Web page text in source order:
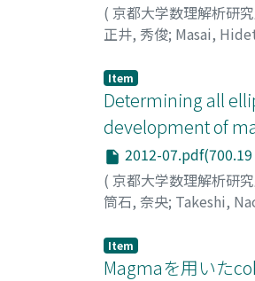
( 京都大学数理解析研
正井, 秀俊; Masai,
Item
Determining all
development of
2012-07.pdf(700.19
( 京都大学数理解析研
筒石, 奈央; Takeshi,
Item
Magmaを用いた